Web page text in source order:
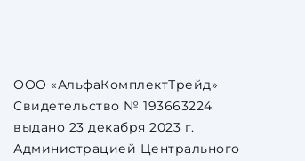
ООО «АльфаКомплектТрейд»
Свидетельство № 193663224
выдано 23 декабря 2023 г.
Администрацией Центрального